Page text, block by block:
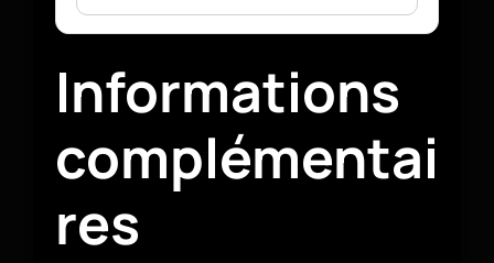
Informations
complémentai
res